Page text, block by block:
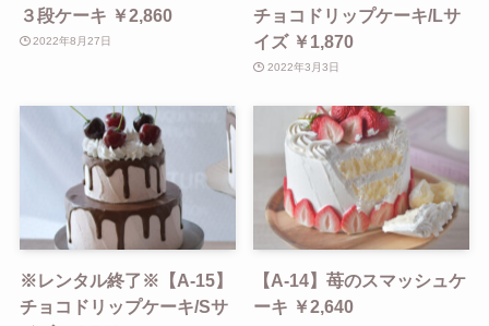
３段ケーキ ￥2,860
2022年8月27日
チョコドリップケーキ/Lサ
イズ ￥1,870
2022年3月3日
※レンタル終了※【A-15】
チョコドリップケーキ/Sサ
【A-14】苺のスマッシュケ
ーキ ￥2,640